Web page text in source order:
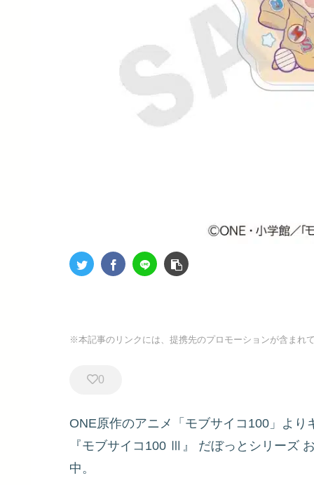
※本記事のリンクには、提携先のプロモーションが含まれ
0
ONE原作のアニメ「モブサイコ100」よ
『モブサイコ100 Ⅲ』 だぼっとシリーズ
中。